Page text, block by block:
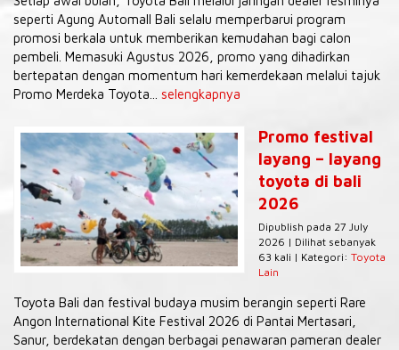
seperti Agung Automall Bali selalu memperbarui program
promosi berkala untuk memberikan kemudahan bagi calon
pembeli. Memasuki Agustus 2026, promo yang dihadirkan
bertepatan dengan momentum hari kemerdekaan melalui tajuk
Promo Merdeka Toyota... selengkapnya
Promo festival
layang – layang
toyota di bali
2026
Dipublish pada 27 July
2026 | Dilihat sebanyak
63 kali | Kategori: Toyota
Lain
Toyota Bali dan festival budaya musim berangin seperti Rare
Angon International Kite Festival 2026 di Pantai Mertasari,
Sanur, berdekatan dengan berbagai penawaran pameran dealer